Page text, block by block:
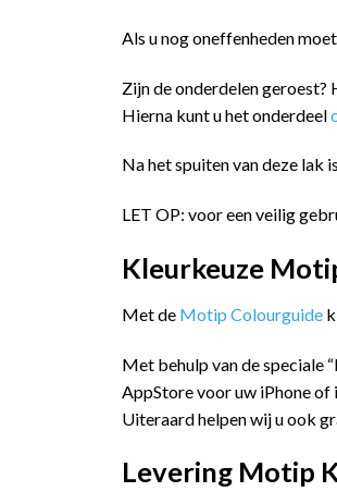
Als u nog oneffenheden
Zijn de onderdelen geroest?
Hierna kunt u het onderdeel
Na het spuiten van deze lak
LET OP: voor een veilig
Kleurkeuze
Met de Motip Colourguide
Met behulp van de speciale
AppStore voor uw iPhone
Uiteraard helpen wij u ook
Levering Motip